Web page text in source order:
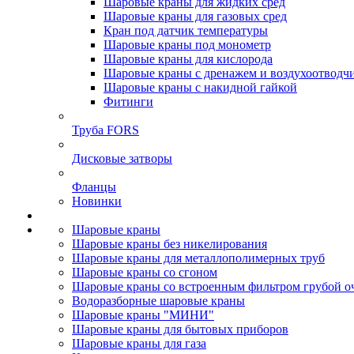
Шаровые краны для газовых сред
Кран под датчик температуры
Шаровые краны под монометр
Шаровые краны для кислорода
Шаровые краны с дренажем и
Шаровые краны с накидной гайкой
Фитинги
Труба FORS
Дисковые затворы
Фланцы
Новинки
Шаровые краны
Шаровые краны без никелирования
Шаровые краны для металлополимерных труб
Шаровые краны со сгоном
Шаровые краны со встроенным фильтром грубой
Водоразборные шаровые краны
Шаровые краны "МИНИ"
Шаровые краны для бытовых приборов
Шаровые краны для газа